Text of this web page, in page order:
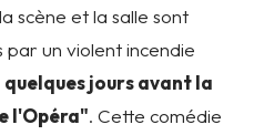
scène et la salle sont
un violent incendie
quelques jours avant la
l'Opéra". Cette comédie